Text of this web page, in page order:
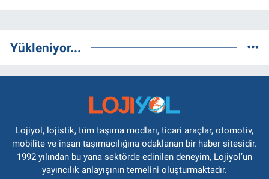
Yükleniyor...
Lojiyol, lojistik, tüm taşıma modları, ticari araçlar, otomotiv,
mobilite ve insan taşımacılığına odaklanan bir haber sitesidir.
1992 yılından bu yana sektörde edinilen deneyim, Lojiyol’un
yayıncılık anlayışının temelini oluşturmaktadır.